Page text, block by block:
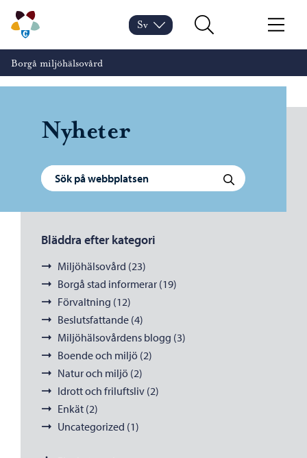
Borgå miljöhälsovård – Gå till startsidan
Meny
Byt språk
Nuvarande språk: Svenska
Sv
Sök
Borgå miljöhälsovård
Nyheter
Sök efter: Sök
Bläddra efter kategori
Miljöhälsovård (23)
Borgå stad informerar (19)
Förvaltning (12)
Beslutsfattande (4)
Miljöhälsovårdens blogg (3)
Boende och miljö (2)
Natur och miljö (2)
Idrott och friluftsliv (2)
Enkät (2)
Uncategorized (1)